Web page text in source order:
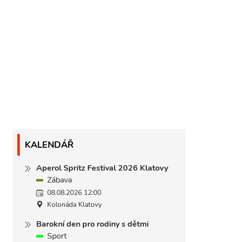
KALENDÁŘ
Aperol Spritz Festival 2026 Klatovy
Zábava
08.08.2026 12:00
Kolonáda Klatovy
Barokní den pro rodiny s dětmi
Sport